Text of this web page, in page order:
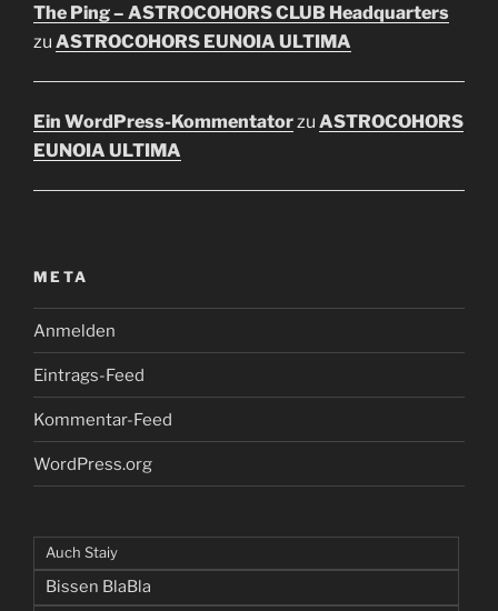
The Ping – ASTROCOHORS CLUB Headquarters
zu ASTROCOHORS EUNOIA ULTIMA
Ein WordPress-Kommentator zu ASTROCOHORS
EUNOIA ULTIMA
META
Anmelden
Eintrags-Feed
Kommentar-Feed
WordPress.org
Auch Staiy
Bissen BlaBla